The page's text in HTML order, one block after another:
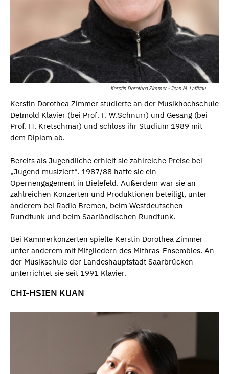
Kerstin Dorothea Zimmer - Jean M. Laffitau
Kerstin Dorothea Zimmer studierte an der Musikhochschule
Detmold Klavier (bei Prof. F. W.Schnurr) und Gesang (bei
Prof. H. Kretschmar) und schloss ihr Studium 1989 mit
dem Diplom ab.
Bereits als Jugendliche erhielt sie zahlreiche Preise bei
„Jugend musiziert“. 1987/88 hatte sie ein
Opernengagement in Bielefeld. Außerdem war sie an
zahlreichen Konzerten und Produktionen beteiligt, unter
anderem bei Radio Bremen, beim Westdeutschen
Rundfunk und beim Saarländischen Rundfunk.
Bei Kammerkonzerten spielte Kerstin Dorothea Zimmer
unter anderem mit Mitgliedern des Mithras-Ensembles. An
der Musikschule der Landeshauptstadt Saarbrücken
unterrichtet sie seit 1991 Klavier.
CHI-HSIEN KUAN